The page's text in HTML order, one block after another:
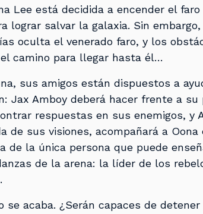
Lee está decidida a encender el
lograr salvar la galaxia. Sin
oculta el venerado faro, y los
camino para llegar hasta él…
sus amigos están dispuestos a
Jax Amboy deberá hacer frente a su
respuestas en sus enemigos, y
de sus visiones, acompañará a Oona
de la única persona que puede
de la arena: la líder de los
se acaba. ¿Serán capaces de detener